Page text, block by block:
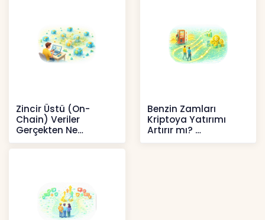
Zincir Üstü (On-
Chain) Veriler
Gerçekten Ne
Anlatır?
Kripto
Benzin Zamları
Kriptoya Yatırımı
Artırır mı?
Kripto